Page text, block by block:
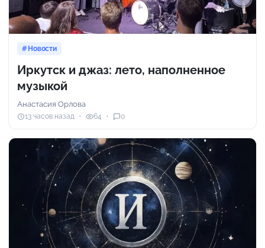
Новости
Иркутск и джаз: лето, наполненное
музыкой
Анастасия Орлова
13 часов назад 64 0